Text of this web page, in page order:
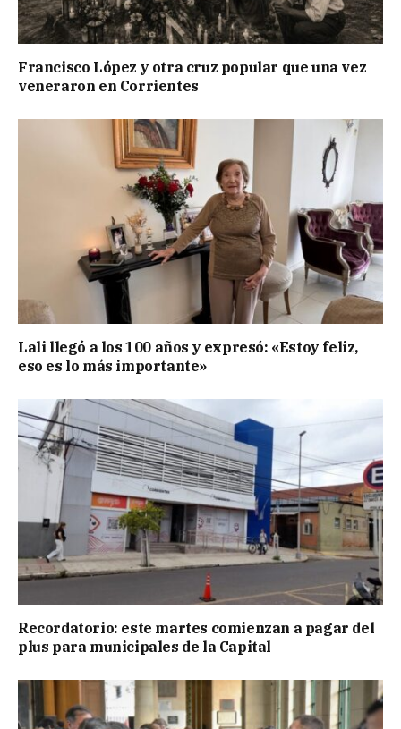
Francisco López y otra cruz popular que una vez
veneraron en Corrientes
Lali llegó a los 100 años y expresó: «Estoy feliz,
eso es lo más importante»
Recordatorio: este martes comienzan a pagar del
plus para municipales de la Capital